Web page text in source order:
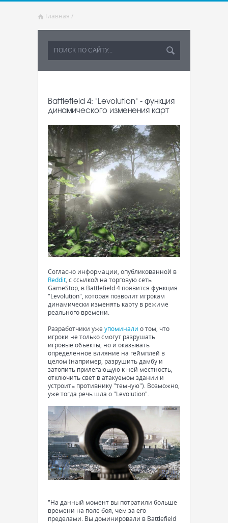
Главная /
Battlefield 4: "Levolution" - функция
динамического изменения карт
Согласно информации, опубликованной в
Reddit , с ссылкой на торговую сеть
GameStop, в Battlefield 4 появится функция
"Levolution", которая позволит игрокам
динамически изменять карту в режиме
реального времени.
Разработчики уже упоминали о том, что
игроки не только смогут разрушать
игровые объекты, но и оказывать
определенное влияние на геймплей в
целом (например, разрушить дамбу и
затопить прилегающую к ней местность,
отключить свет в атакуемом здании и
устроить противнику "темную"). Возможно,
уже тогда речь шла о "Levolution".
"На данный момент вы потратили больше
времени на поле боя, чем за его
пределами. Вы доминировали в Battlefield